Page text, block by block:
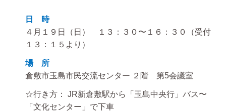
日 時
４月１９日（日） １３：３０〜１６：３０（受付
１３：１５より）
場 所
倉敷市玉島市民交流センター ２階 第5会議室
☆行き方： JR新倉敷駅から「玉島中央行」バス〜
「文化センター」で下車